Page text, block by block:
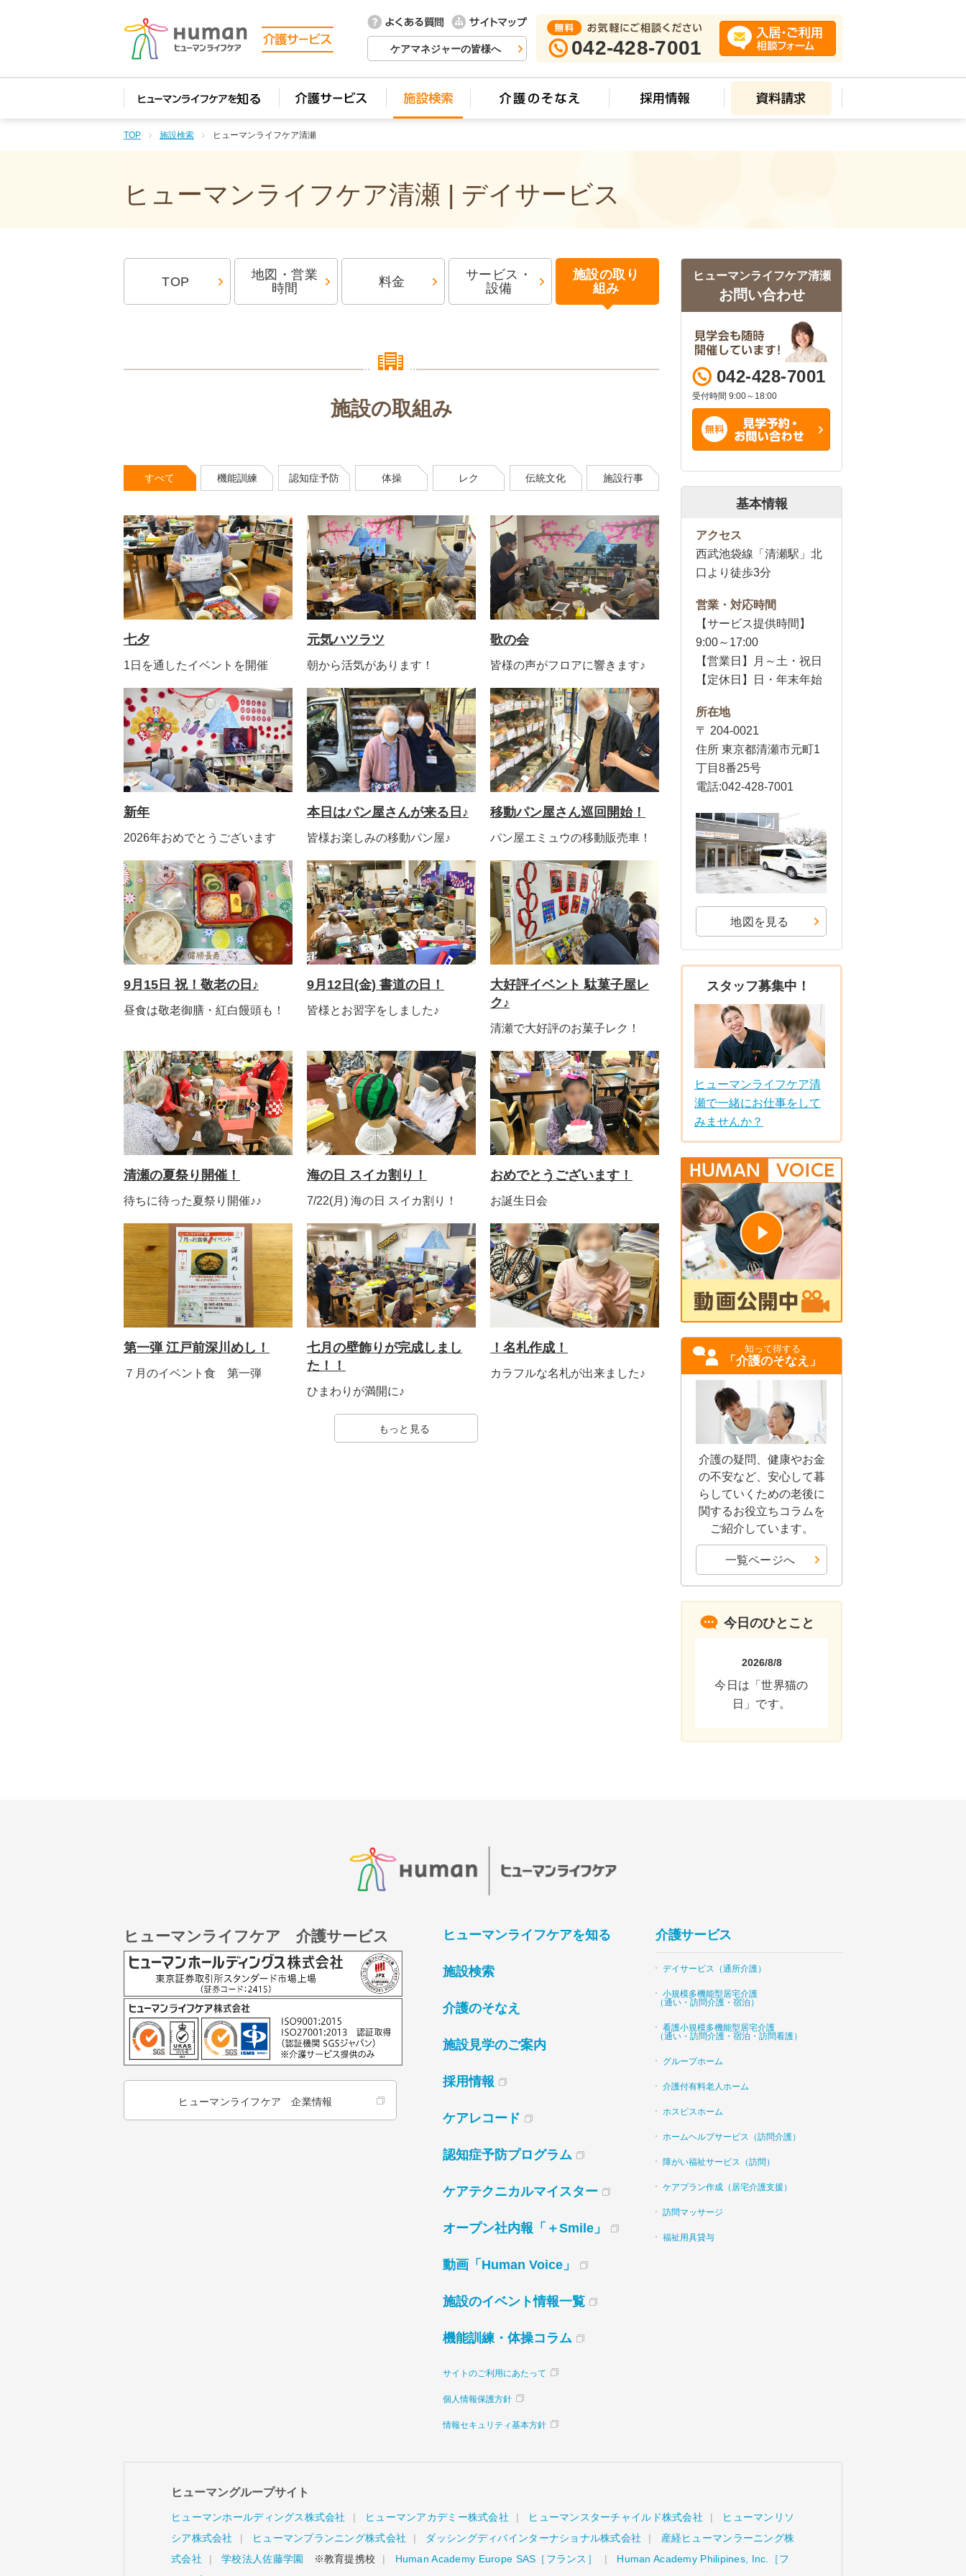
ケアマネジャーの皆様へ 042-428-7001
TOP 施設検索 ヒューマンライフケア清瀬
ヒューマンライフケア清瀬 | デイサービス
TOP
地図・営業
時間
料金
サービス・
設備
施設の取り
組み
施設の取組み
すべて 機能訓練 認知症予防 体操 レク 伝統文化 施設行事
七夕
1日を通したイベントを開催
元気ハツラツ
朝から活気があります！
歌の会
皆様の声がフロアに響きます♪
新年
2026年おめでとうございます
本日はパン屋さんが来る日♪
皆様お楽しみの移動パン屋♪
移動パン屋さん巡回開始！
パン屋エミュウの移動販売車！
9月15日 祝！敬老の日♪
昼食は敬老御膳・紅白饅頭も！
9月12日(金) 書道の日！
皆様とお習字をしました♪
大好評イベント 駄菓子屋レ
ク♪
清瀬で大好評のお菓子レク！
清瀬の夏祭り開催！
待ちに待った夏祭り開催♪♪
海の日 スイカ割り！
7/22(月) 海の日 スイカ割り！
おめでとうございます！
お誕生日会
第一弾 江戸前深川めし！
７月のイベント食 第一弾
七月の壁飾りが完成しまし
た！！
ひまわりが満開に♪
！名札作成！
カラフルな名札が出来ました♪
もっと見る
ヒューマンライフケア清瀬
お問い合わせ
042-428-7001
受付時間 9:00～18:00
基本情報
アクセス
西武池袋線「清瀬駅」北
口より徒歩3分
営業・対応時間
【サービス提供時間】
9:00～17:00
【営業日】月～土・祝日
【定休日】日・年末年始
所在地
〒 204-0021
住所 東京都清瀬市元町1
丁目8番25号
電話:042-428-7001
地図を見る
スタッフ募集中！
ヒューマンライフケア清
瀬で一緒にお仕事をして
みませんか？
知って得する
「介護のそなえ」
介護の疑問、健康やお金
の不安など、安心して暮
らしていくための老後に
関するお役立ちコラムを
ご紹介しています。
一覧ページへ
今日のひとこと
2026/8/8
今日は「世界猫の
日」です。
ヒューマンライフケア 介護サービス
ヒューマンライフケア 企業情報
ヒューマンライフケアを知る
施設検索
介護のそなえ
施設見学のご案内
採用情報
ケアレコード
認知症予防プログラム
ケアテクニカルマイスター
オープン社内報「＋Smile」
動画「Human Voice」
施設のイベント情報一覧
機能訓練・体操コラム
サイトのご利用にあたって
個人情報保護方針
情報セキュリティ基本方針
介護サービス
デイサービス（通所介護）
小規模多機能型居宅介護
（通い・訪問介護・宿泊）
看護小規模多機能型居宅介護
（通い・訪問介護・宿泊・訪問看護）
グループホーム
介護付有料老人ホーム
ホスピスホーム
ホームヘルプサービス（訪問介護）
障がい福祉サービス（訪問）
ケアプラン作成（居宅介護支援）
訪問マッサージ
福祉用具貸与
ヒューマングループサイト
ヒューマンホールディングス株式会社 ヒューマンアカデミー株式会社 ヒューマンスターチャイルド株式会社
ヒューマンリソ
シア株式会社
ヒューマンプランニング株式会社 ダッシングディバインターナショナル株式会社
産経ヒューマンラーニング株
式会社
学校法人佐藤学園 ※教育提携校 Human Academy Europe SAS［フランス］
Human Academy Philipines, Inc.［フ